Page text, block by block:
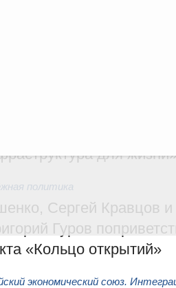
Более 130
построено под
Порядка 200
объектам,
для
политика
Сергей Кравцов и
Гуров
«Кольцо открытий»
экономический союз.